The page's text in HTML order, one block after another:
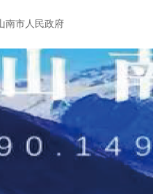
南市人民政府